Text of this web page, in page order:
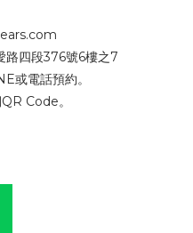
路四段376號6樓之7
或電話預約。
Code。